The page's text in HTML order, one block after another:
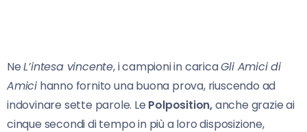
NeL’intesa vincente, i campioni in caricaGli Amici di
Amici hanno fornito una buona prova, riuscendo ad
indovinare sette parole. Le Polposition,anche grazie ai
cinque secondi di tempo in più a loro disposizione,